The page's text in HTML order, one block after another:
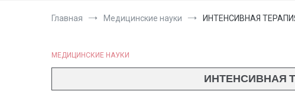
Главная Медицинские науки ИНТЕНСИВНАЯ
МЕДИЦИНСКИЕ НАУКИ
ИНТЕНСИВНАЯ